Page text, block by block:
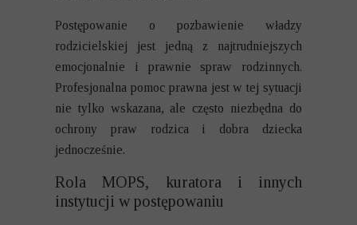
Postępowanie o pozbawienie władzy
rodzicielskiej jest jedną z najtrudniejszych
emocjonalnie i prawnie spraw rodzinnych.
Profesjonalna pomoc prawna jest w tej sytuacji
nie tylko wskazana, ale często niezbędna do
ochrony praw rodzica i dobra dziecka
jednocześnie.
Rola MOPS, kuratora i innych
instytucji w postępowaniu